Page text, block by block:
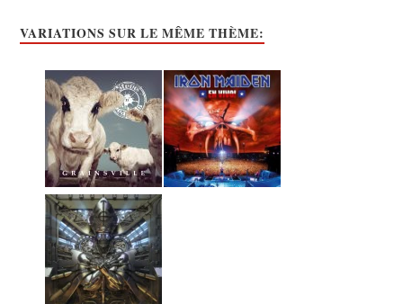
VARIATIONS SUR LE MÊME THÈME: